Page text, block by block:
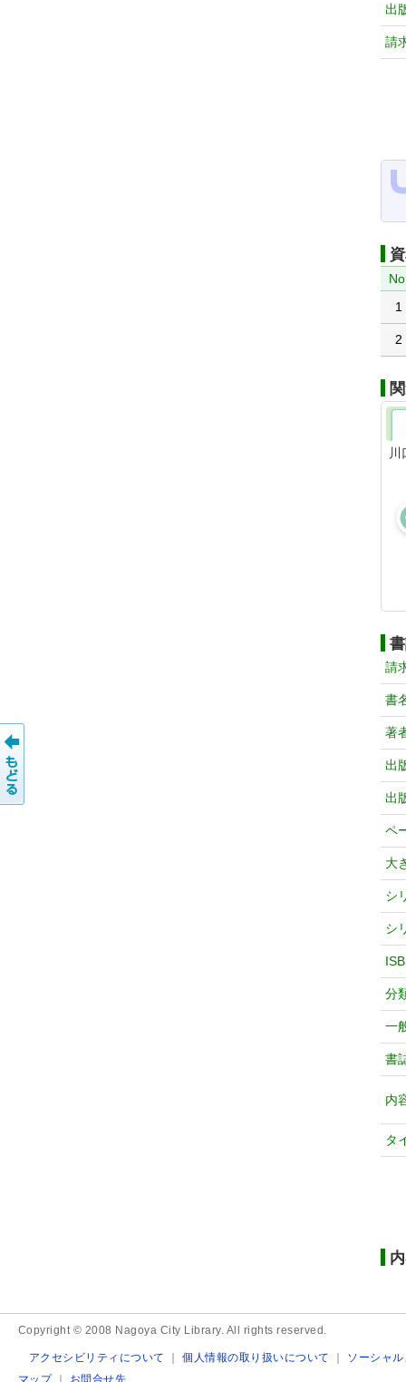
出
請
1
2
川
請
書
著
出
出
ペ
大
シ
シ
分
一
書
内
タ
Copyright © 2008 Nagoya City Library. All rights reserved.
アクセシビリティについて ｜個人情報の取り扱いについて ｜ ソーシャ
マップ｜ お問合せ先